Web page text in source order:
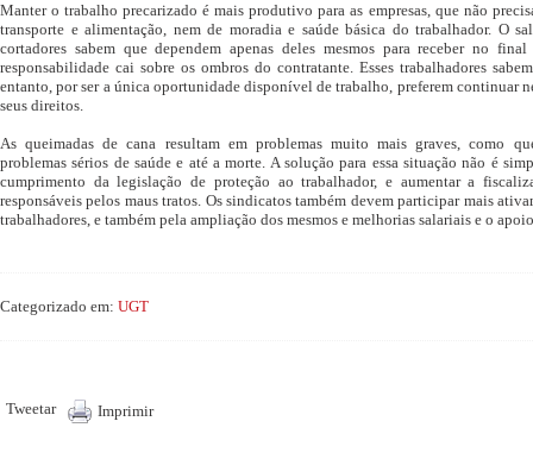
Manter o trabalho precarizado é mais produtivo para as empresas, que não
transporte e alimentação, nem de moradia e saúde básica do trabalhador. O
cortadores sabem que dependem apenas deles mesmos para receber no
responsabilidade cai sobre os ombros do contratante. Esses trabalhadores
entanto, por ser a única oportunidade disponível de trabalho, preferem continuar
seus direitos.
As queimadas de cana resultam em problemas muito mais graves, como
problemas sérios de saúde e até a morte. A solução para essa situação não é
cumprimento da legislação de proteção ao trabalhador, e aumentar a
responsáveis pelos maus tratos. Os sindicatos também devem participar mais
trabalhadores, e também pela ampliação dos mesmos e melhorias salariais e o
Categorizado em: UGT
Tweetar Imprimir